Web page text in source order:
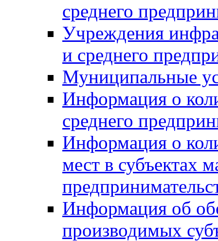
среднего
Учреждения
и среднего
Муниципальные
Информация о
среднего
Информация о
мест в субъектах
Информация об
производимых